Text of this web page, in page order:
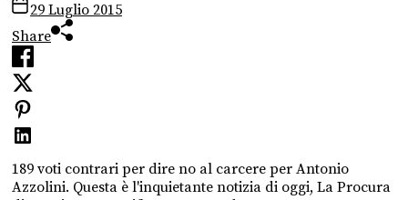
29 Luglio 2015
Share
189 voti contrari per dire no al carcere per Antonio
Azzolini. Questa è l'inquietante notizia di oggi, La Procura